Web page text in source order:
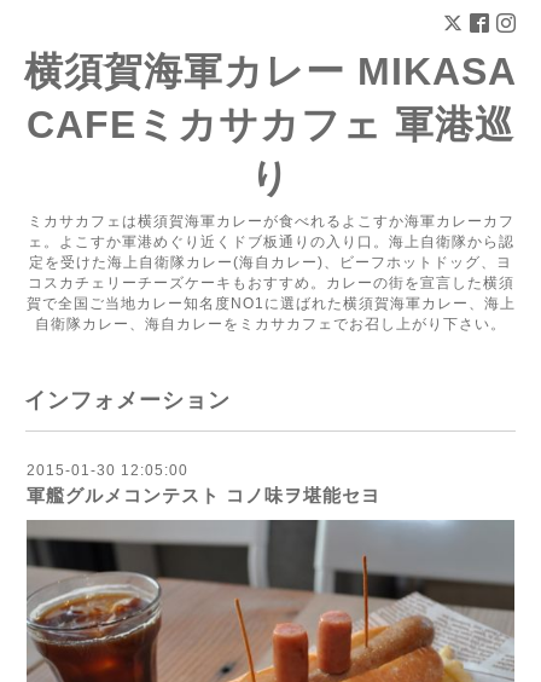
横須賀海軍カレー MIKASA
CAFEミカサカフェ 軍港巡
り
ミカサカフェは横須賀海軍カレーが食べれるよこすか海軍カレーカフ
ェ。よこすか軍港めぐり近くドブ板通りの入り口。海上自衛隊から認
定を受けた海上自衛隊カレー(海自カレー)、ビーフホットドッグ、ヨ
コスカチェリーチーズケーキもおすすめ。カレーの街を宣言した横須
賀で全国ご当地カレー知名度NO1に選ばれた横須賀海軍カレー、海上
自衛隊カレー、海自カレーをミカサカフェでお召し上がり下さい。
インフォメーション
2015-01-30 12:05:00
軍艦グルメコンテスト コノ味ヲ堪能セヨ